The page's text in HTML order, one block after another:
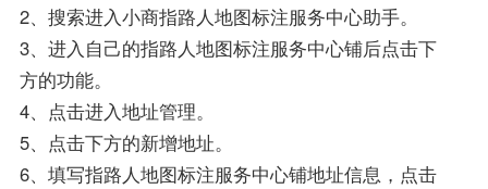
2、搜索进入小商指路人地图标注服务中心助手。
3、进入自己的指路人地图标注服务中心铺后点击下
方的功能。
4、点击进入地址管理。
5、点击下方的新增地址。
6、填写指路人地图标注服务中心铺地址信息，点击